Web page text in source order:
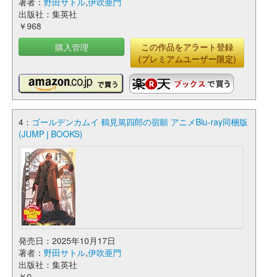
出版社：集英社
￥968
購入管理
この作品をアラート登録
(プレミアムユーザー限定)
4： ゴールデンカムイ 鶴見篤四郎の宿願 アニメBlu-ray同梱版
(JUMP j BOOKS)
発売日：2025年10月17日
著者： 野田サトル,伊吹亜門
出版社：集英社